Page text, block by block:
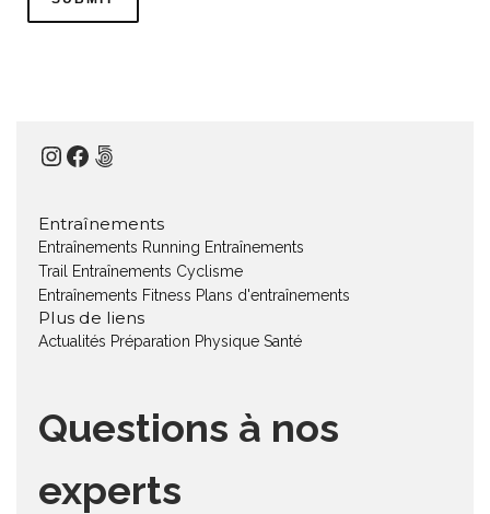
Instagram
Facebook
500px
Entraînements
Entraînements Running Entraînements
Trail
Entraînements Cyclisme
Entraînements Fitness Plans d'entraînements
Plus de liens
Actualités Préparation Physique Santé
Questions à nos
experts